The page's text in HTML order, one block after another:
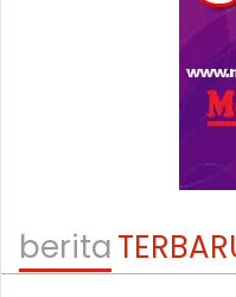
berita